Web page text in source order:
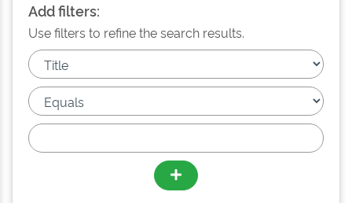
Add filters:
Use filters to refine the search results.